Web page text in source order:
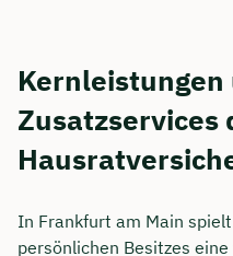
Kernleistungen
Zusatzservices
In Frankfurt am Main
persönlichen Besitzes